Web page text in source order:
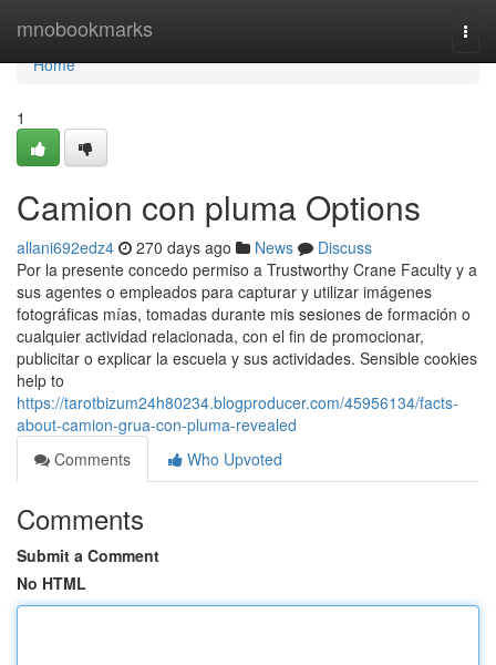
mnobookmarks
Home
Home
1
Camion con pluma Options
allani692edz4 270 days ago News
Discuss
Por la presente concedo permiso a Trustworthy Crane Faculty y a
sus agentes o empleados para capturar y utilizar imágenes
fotográficas mías, tomadas durante mis sesiones de formación o
cualquier actividad relacionada, con el fin de promocionar,
publicitar o explicar la escuela y sus actividades. Sensible cookies
help to
https://tarotbizum24h80234.blogproducer.com/45956134/facts-
about-camion-grua-con-pluma-revealed
Comments
Who Upvoted
Comments
Submit a Comment
No HTML